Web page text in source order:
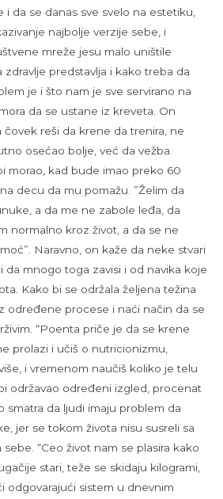
i da se danas sve svelo na estetiku,
najbolje verzije sebe, i
mreže jesu malo uništile
predstavlja i kako treba da
je i što nam je sve servirano na
da se ustane iz kreveta. On
čovek reši da krene da trenira, ne
osećao bolje, već da vežba
morao, kad bude imao preko 60
decu da mu pomažu. ”Želim da
a da me ne zabole leđa, da
normalno kroz život, a da se ne
Naravno, on kaže da neke stvari
da mnogo toga zavisi i od navika koje
Kako bi se održala željena težina
određene procese i naći način da se
“Poenta priče je da se krene
prolazi i učiš o nutricionizmu,
i vremenom naučiš koliko je telu
održavao određeni izgled, procenat
smatra da ljudi imaju problem da
jer se tokom života nisu susreli sa
“Ceo život nam se plasira kako
stari, teže se skidaju kilogrami,
odgovarajući sistem u dnevnim